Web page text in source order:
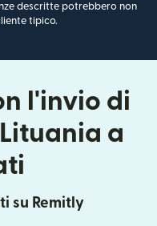
descritte potrebbero non
tipico.
l'invio di
a
su Remitly